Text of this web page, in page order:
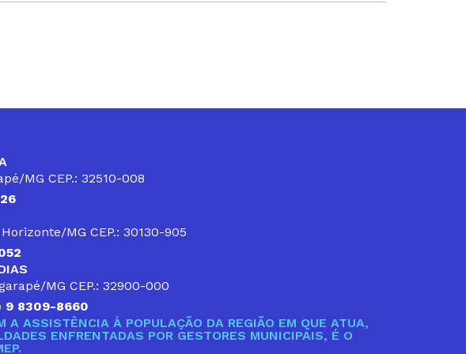
MG CEP.: 32510-008
MG CEP.: 30130-905
MG CEP.: 32900-000
9 8309-8660
A ASSISTÊNCIA À POPULAÇÃO DA REGIÃO EM QUE ATUA,
ENFRENTADAS POR GESTORES MUNICIPAIS, É O